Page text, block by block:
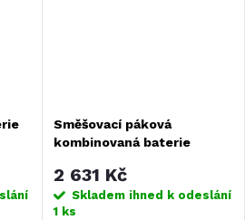
Směšovací páková
kombinovaná baterie
2 631 Kč
Skladem ihned k odeslání
1 ks